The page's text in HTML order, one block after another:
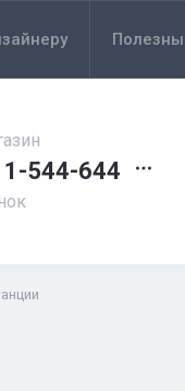
544-644